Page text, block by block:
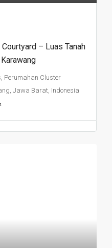
– Luas Tanah
Perumahan Cluster
Jawa Barat, Indonesia